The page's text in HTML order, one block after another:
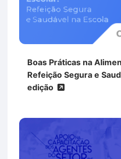
Boas Práticas na
Refeição Segura e
edição